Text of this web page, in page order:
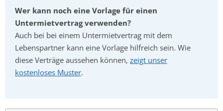
Wer kann noch eine Vorlage für einen
Untermietvertrag verwenden?
Auch bei bei einem Untermietvertrag mit dem
Lebenspartner kann eine Vorlage hilfreich sein. Wie
diese Verträge aussehen können, zeigt unser
kostenloses Muster.